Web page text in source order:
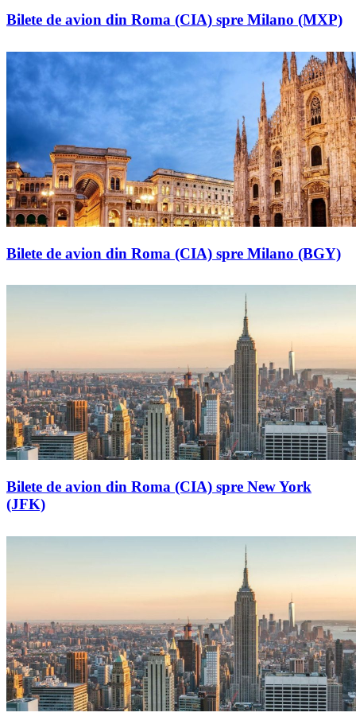
Bilete de avion din Roma (CIA) spre Milano (MXP)
Bilete de avion din Roma (CIA) spre Milano (BGY)
Bilete de avion din Roma (CIA) spre New York
(JFK)